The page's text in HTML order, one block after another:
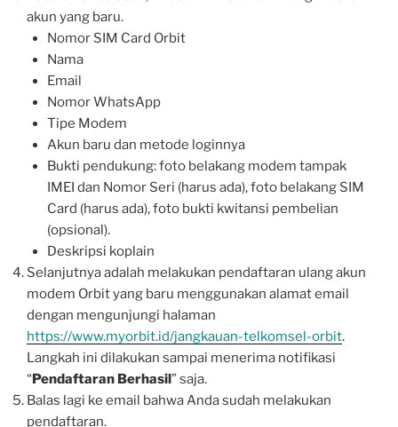
akun yang baru.
Nomor SIM Card Orbit
Nama
Email
Nomor WhatsApp
Tipe Modem
Akun baru dan metode loginnya
Bukti pendukung: foto belakang modem tampak
IMEI dan Nomor Seri (harus ada), foto belakang SIM
Card (harus ada), foto bukti kwitansi pembelian
(opsional).
Deskripsi koplain
Selanjutnya adalah melakukan pendaftaran ulang akun
modem Orbit yang baru menggunakan alamat email
dengan mengunjungi halaman
https://www.myorbit.id/jangkauan-telkomsel-orbit.
Langkah ini dilakukan sampai menerima notifikasi
“Pendaftaran Berhasil” saja.
Balas lagi ke email bahwa Anda sudah melakukan
pendaftaran.